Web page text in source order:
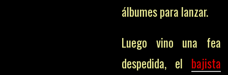
álbumes para lanzar.
Luego vino una fea
despedida, el bajista